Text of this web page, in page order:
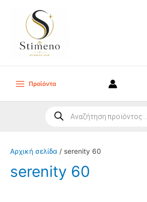
περιεχόμενο
Main
Προϊόντα
search
Αρχική σελίδα / serenity 60
serenity 60